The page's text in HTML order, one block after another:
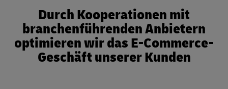
Durch Kooperationen mit
branchenführenden Anbietern
optimieren wir das E-Commerce-
Geschäft unserer Kunden